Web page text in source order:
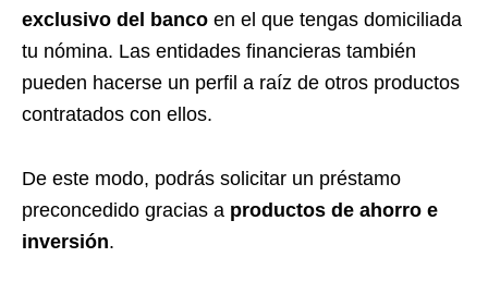
exclusivo del banco en el que tengas domiciliada
tu nómina. Las entidades financieras también
pueden hacerse un perfil a raíz de otros productos
contratados con ellos.
De este modo, podrás solicitar un préstamo
preconcedido gracias a productos de ahorro e
inversión.